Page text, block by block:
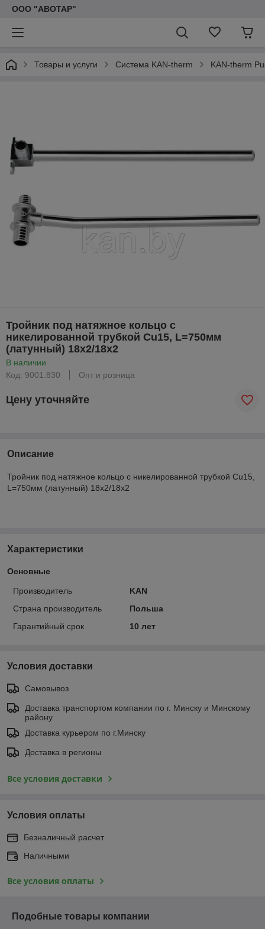
ООО "АВОТАР"
Товары и услуги Система KAN-therm KAN-therm
Тройник под натяжное кольцо с
никелированной трубкой Cu15, L=750мм
(латунный) 18x2/18x2
В наличии
Код: 9001.830
Опт и розница
Цену уточняйте
Описание
Тройник под натяжное кольцо с никелированной трубкой Cu15,
L=750мм (латунный) 18x2/18x2
Характеристики
Основные
Производитель
KAN
Страна производитель
Польша
Гарантийный срок
10 лет
Условия доставки
Самовывоз
Доставка транспортом компании по г. Минску и Минскому
району
Доставка курьером по г.Минску
Доставка в регионы
Все условия доставки
Условия оплаты
Безналичный расчет
Наличными
Все условия оплаты
Подобные товары компании